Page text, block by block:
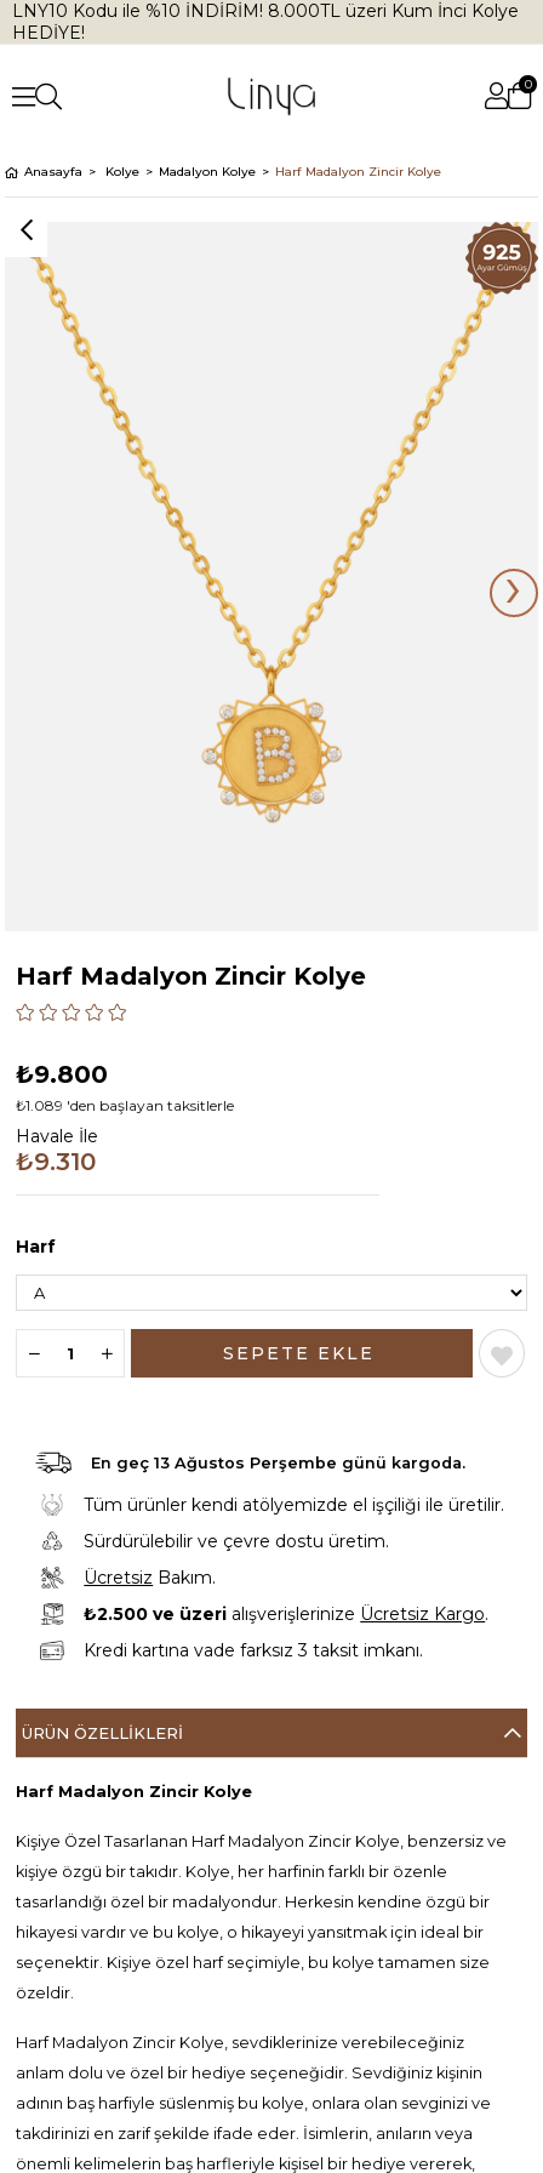
LNY10 Kodu ile %10 İNDİRİM! 8.000TL üzeri Kum İnci Kolye
HEDİYE!
0
Anasayfa Kolye Madalyon Kolye Harf Madalyon Zincir Kolye
›
Harf Madalyon Zincir Kolye
₺9.800
₺1.089 'den başlayan taksitlerle
Havale İle
₺9.310
Harf
En geç 13 Ağustos Perşembe günü kargoda.
Tüm ürünler kendi atölyemizde el işçiliği ile üretilir.
Sürdürülebilir ve çevre dostu üretim.
Ücretsiz Bakım.
₺2.500 ve üzeri alışverişlerinize Ücretsiz Kargo.
Kredi kartına vade farksız 3 taksit imkanı.
ÜRÜN ÖZELLIKLERI
Harf Madalyon Zincir Kolye
Kişiye Özel Tasarlanan Harf Madalyon Zincir Kolye, benzersiz ve
kişiye özgü bir takıdır. Kolye, her harfinin farklı bir özenle
tasarlandığı özel bir madalyondur. Herkesin kendine özgü bir
hikayesi vardır ve bu kolye, o hikayeyi yansıtmak için ideal bir
seçenektir. Kişiye özel harf seçimiyle, bu kolye tamamen size
özeldir.
Harf Madalyon Zincir Kolye, sevdiklerinize verebileceğiniz
anlam dolu ve özel bir hediye seçeneğidir. Sevdiğiniz kişinin
adının baş harfiyle süslenmiş bu kolye, onlara olan sevginizi ve
takdirinizi en zarif şekilde ifade eder. İsimlerin, anıların veya
önemli kelimelerin baş harfleriyle kişisel bir hediye vererek,